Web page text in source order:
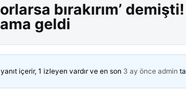
bırakırım’
geldi
içerir, 1 izleyen vardır ve en son 3 ay önce admin